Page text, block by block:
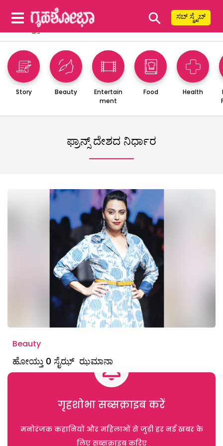
⚲ ಸಬ್ ಸ್ಕ್ರೈಬ್
Story Beauty
Entertain
ment
Food Health
ಫ್ರಾನ್ಸ್ ದೇಶದ ನಿರ್ಧಾರ
Beauty
ಹೋಯ್ತು 0 ಸೈಝ್ ಝಮಾನಾ
गृहशोभा सब्सक्राइब करें
मनोरंजक कहानियों और महिलाओं से जुड़ी हर नई खबर के
लिए सब्सक्राइब करिए